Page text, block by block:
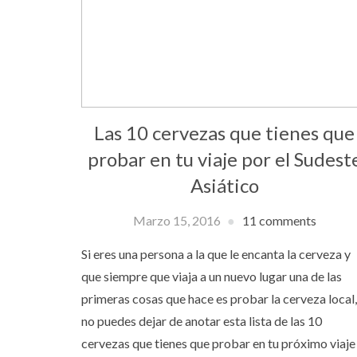
Las 10 cervezas que tienes que
probar en tu viaje por el
Asiático
Marzo 15, 2016 11 comments
Si eres una persona a la que le encanta la cerveza y
que siempre que viaja a un nuevo lugar una de las
primeras cosas que hace es probar la cerveza local,
no puedes dejar de anotar esta lista de las 10
cervezas que tienes que probar en tu próximo